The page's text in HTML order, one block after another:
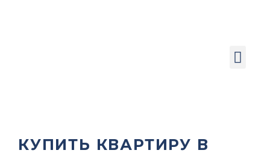
КУПИТЬ КВАРТИРУ В